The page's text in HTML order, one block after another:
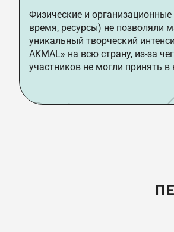
Физические и
время, ресурсы) не позволяли
уникальный творческий
AKMAL» на всю страну, из-за
участников не могли принять в